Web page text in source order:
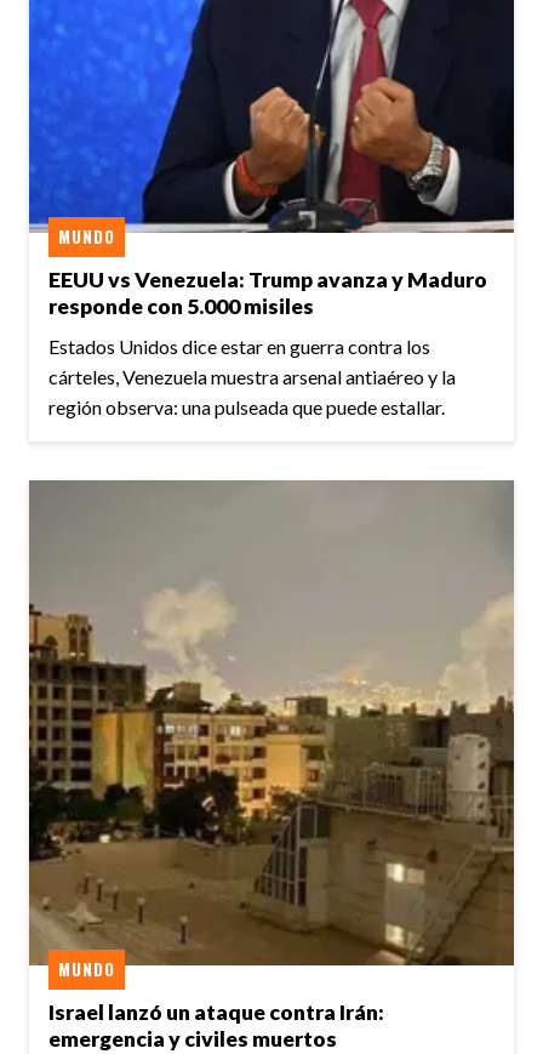
EEUU vs Venezuela: Trump avanza y Maduro
responde con 5.000 misiles
MUNDO
Estados Unidos dice estar en guerra contra los
cárteles, Venezuela muestra arsenal antiaéreo y la
región observa: una pulseada que puede estallar.
Israel lanzó un ataque contra Irán:
emergencia y civiles muertos
MUNDO